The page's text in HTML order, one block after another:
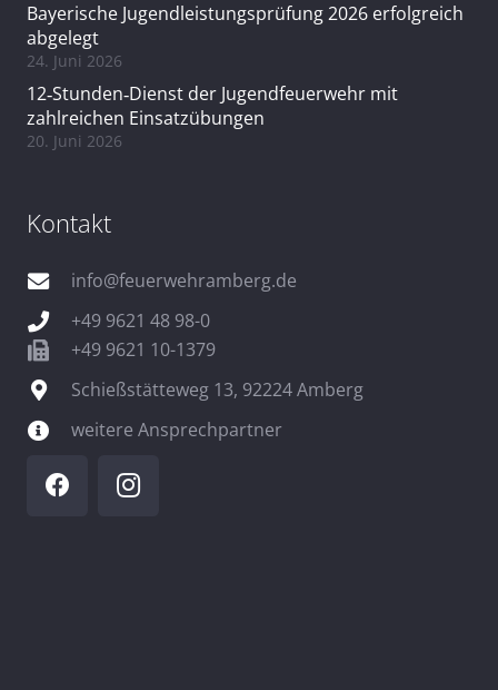
Bayerische Jugendleistungsprüfung 2026 erfolgreich
abgelegt
24. Juni 2026
12‑Stunden‑Dienst der Jugendfeuerwehr mit
zahlreichen Einsatzübungen
20. Juni 2026
Kontakt
info@feuerwehramberg.de
+49 9621 48 98-0
+49 9621 10-1379
Schießstätteweg 13, 92224 Amberg
weitere Ansprechpartner